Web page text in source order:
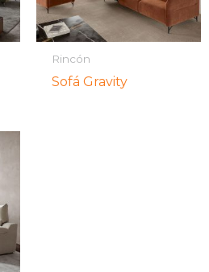
Rincón
Sofá Gravity